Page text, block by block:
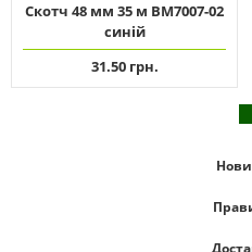
Скотч 48 мм 35 м ВМ7007-02
синій
31.50 грн.